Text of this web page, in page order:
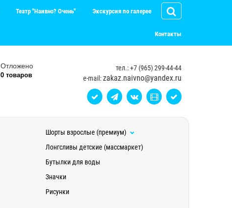
Театр "Наивно? Очень" Экскурсия по галерее
Контакты
Отложено
0 товаров
тел.: +7 (965) 299-44-44
e-mail:zakaz.naivno@yandex.ru
Шорты взрослые (премиум)
Лонгсливы детские (массмаркет)
Бутылки для воды
Значки
Рисунки